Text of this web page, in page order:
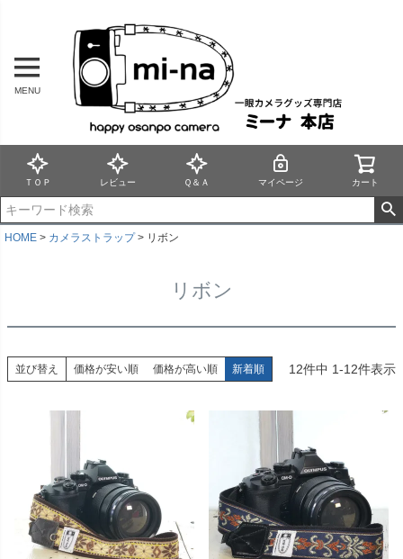
MENU
ＴＯＰ レビュー Ｑ＆Ａ マイページ カート
HOME カメラストラップ リボン
リボン
並び替え 価格が安い順 価格が高い順 新着順 12件中 1-12件表示